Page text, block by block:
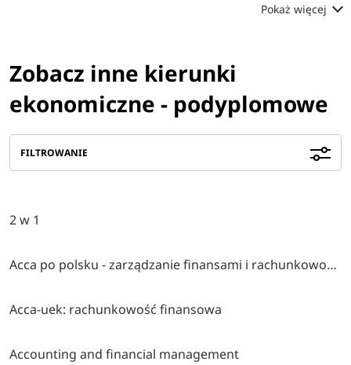
Pokaż więcej
Zobacz inne kierunki
ekonomiczne - podyplomowe
FILTROWANIE
2 w 1
Acca po polsku - zarządzanie finansami i rachunkowość w środowisku międzynarodowym
Acca-uek: rachunkowość finansowa
Accounting and financial management